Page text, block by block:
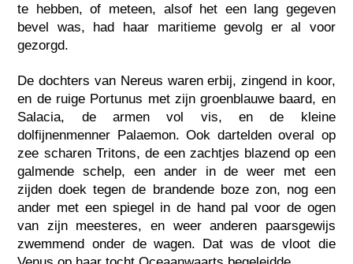
te hebben, of meteen, alsof het een lang gegeven
bevel was, had haar maritieme gevolg er al voor
gezorgd.
De dochters van Nereus waren erbij, zingend in koor,
en de ruige Portunus met zijn groenblauwe baard, en
Salacia, de armen vol vis, en de kleine
dolfijnenmenner Palaemon. Ook dartelden overal op
zee scharen Tritons, de een zachtjes blazend op een
galmende schelp, een ander in de weer met een
zijden doek tegen de brandende boze zon, nog een
ander met een spiegel in de hand pal voor de ogen
van zijn meesteres, en weer anderen paarsgewijs
zwemmend onder de wagen. Dat was de vloot die